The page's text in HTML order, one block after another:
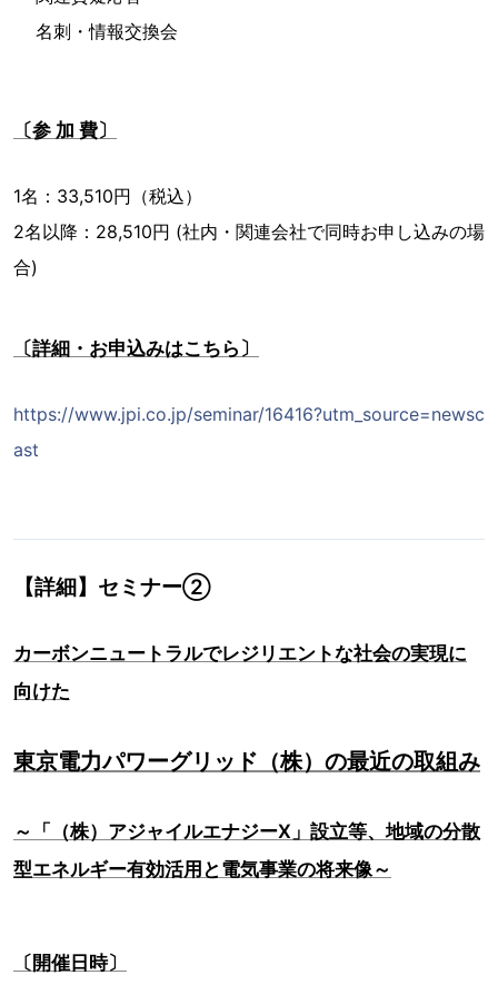
名刺・情報交換会
〔参 加 費〕
1名：33,510円（税込）
2名以降：28,510円 (社内・関連会社で同時お申し込みの場
合)
〔詳細・お申込みはこちら〕
https://www.jpi.co.jp/seminar/16416?utm_source=newsc
ast
【詳細】セミナー②
カーボンニュートラルでレジリエントな社会の実現に
向けた
東京電力パワーグリッド（株）の最近の取組み
～「（株）アジャイルエナジーX」設立等、地域の分散
型エネルギー有効活用と電気事業の将来像～
〔開催日時〕